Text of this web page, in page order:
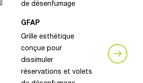
de désenfumage
GFAP
Grille esthétique
conçue pour
dissimuler
réservations et volets